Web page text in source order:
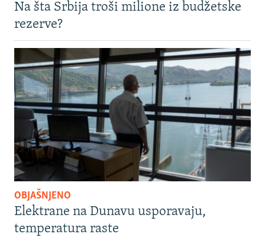
Na šta Srbija troši milione iz budžetske
rezerve?
OBJAŠNJENO
Elektrane na Dunavu usporavaju,
temperatura raste